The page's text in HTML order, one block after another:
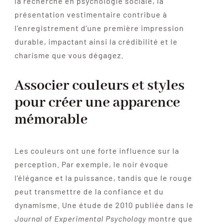
présentation vestimentaire contribue à
l’enregistrement d’une première impression
durable, impactant ainsi la crédibilité et le
charisme que vous dégagez.
Associer couleurs et styles
pour créer une apparence
mémorable
Les couleurs ont une forte influence sur la
perception. Par exemple, le noir évoque
l’élégance et la puissance, tandis que le rouge
peut transmettre de la confiance et du
dynamisme. Une étude de 2010 publiée dans le
Journal of Experimental Psychologymontre que